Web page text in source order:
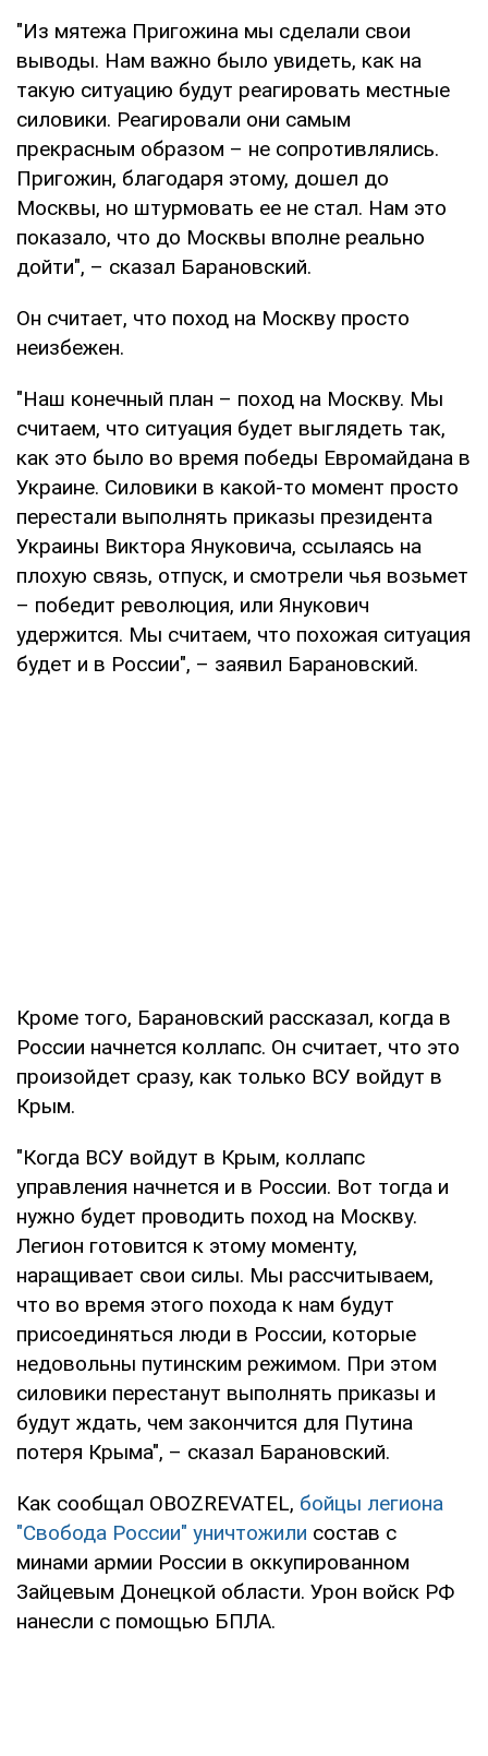
"Из мятежа Пригожина мы сделали свои
выводы. Нам важно было увидеть, как на
такую ситуацию будут реагировать местные
силовики. Реагировали они самым
прекрасным образом – не сопротивлялись.
Пригожин, благодаря этому, дошел до
Москвы, но штурмовать ее не стал. Нам это
показало, что до Москвы вполне реально
дойти", – сказал Барановский.
Он считает, что поход на Москву просто
неизбежен.
"Наш конечный план – поход на Москву. Мы
считаем, что ситуация будет выглядеть так,
как это было во время победы Евромайдана в
Украине. Силовики в какой-то момент просто
перестали выполнять приказы президента
Украины Виктора Януковича, ссылаясь на
плохую связь, отпуск, и смотрели чья возьмет
– победит революция, или Янукович
удержится. Мы считаем, что похожая ситуация
будет и в России", – заявил Барановский.
Кроме того, Барановский рассказал, когда в
России начнется коллапс. Он считает, что это
произойдет сразу, как только ВСУ войдут в
Крым.
"Когда ВСУ войдут в Крым, коллапс
управления начнется и в России. Вот тогда и
нужно будет проводить поход на Москву.
Легион готовится к этому моменту,
наращивает свои силы. Мы рассчитываем,
что во время этого похода к нам будут
присоединяться люди в России, которые
недовольны путинским режимом. При этом
силовики перестанут выполнять приказы и
будут ждать, чем закончится для Путина
потеря Крыма", – сказал Барановский.
Как сообщал OBOZREVATEL, бойцы легиона
"Свобода России" уничтожили состав с
минами армии России в оккупированном
Зайцевым Донецкой области. Урон войск РФ
нанесли с помощью БПЛА.